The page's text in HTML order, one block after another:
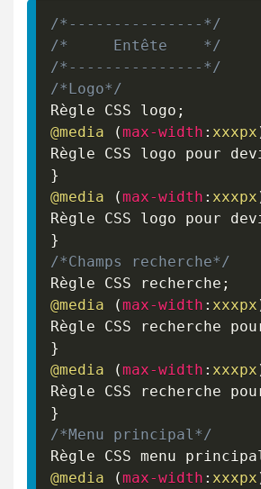
/*---------------*/
/*     Entête    */
/*---------------*/
/*Logo*/
Règle CSS logo ;
@media
(max-width : xxxpx
Règle CSS logo pour
}
@media
(max-width : xxxpx
Règle CSS logo pour
}
/*Champs recherche*/
Règle CSS recherche ;
@media
(max-width : xxxpx
Règle CSS recherche
}
@media
(max-width : xxxpx
Règle CSS recherche
}
/*Menu principal*/
Règle CSS menu
@media
(max-width : xxxpx